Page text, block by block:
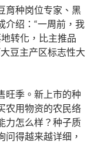
育种岗位专家、黑
介绍：“一周前，我
转化，比主推品
豆主产区标志性大
旺季。新上市的种
农用物资的农民络
力怎么样？种子质
问得越来越详细，